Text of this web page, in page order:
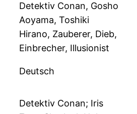
Detektiv Conan, Gosho
Aoyama, Toshiki
Hirano, Zauberer, Dieb,
Einbrecher, Illusionist
Deutsch
Detektiv Conan; Iris